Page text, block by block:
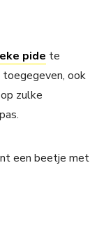
pide te
toegegeven, ook
zulke
een beetje met